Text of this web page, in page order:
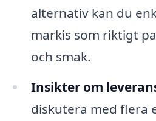
alternativ kan du
markis som riktigt
och smak.
Insikter om
diskutera med flera